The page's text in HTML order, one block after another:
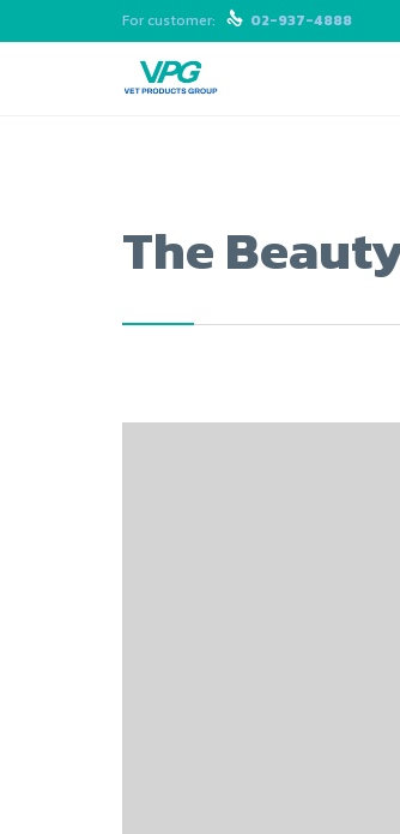
For customer:  02-937-4888
The